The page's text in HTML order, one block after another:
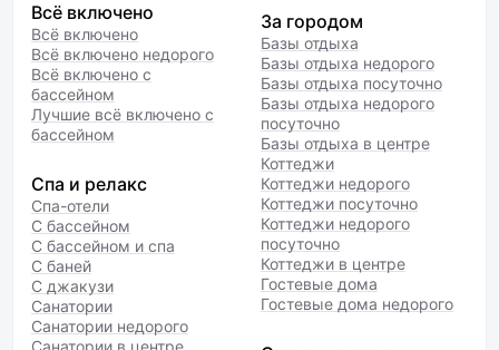
Всё включено
Всё включено
Всё включено недорого
Всё включено с
бассейном
Лучшие всё включено с
бассейном
Спа и релакс
Спа-отели
С бассейном
С бассейном и спа
С баней
С джакузи
Санатории
Санатории недорого
Санатории в центре
За городом
Базы отдыха
Базы отдыха недорого
Базы отдыха посуточно
Базы отдыха недорого
посуточно
Базы отдыха в центре
Коттеджи
Коттеджи недорого
Коттеджи посуточно
Коттеджи недорого
посуточно
Коттеджи в центре
Гостевые дома
Гостевые дома недорого